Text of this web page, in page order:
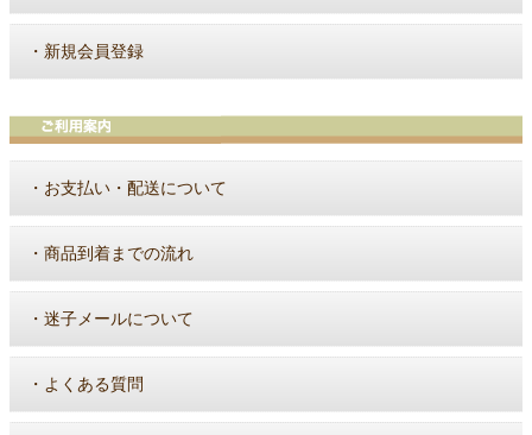
・ 新規会員登録
・ お支払い・配送について
・ 商品到着までの流れ
・ 迷子メールについて
・ よくある質問